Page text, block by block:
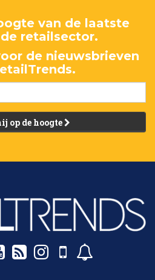
van de laatste
retailsector.
de nieuwsbrieven
op de hoogte